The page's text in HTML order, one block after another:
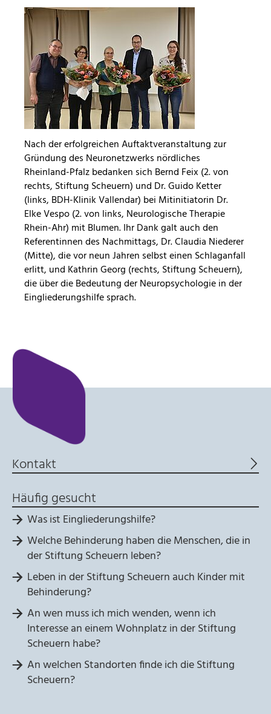
Nach der erfolgreichen Auftaktveranstaltung zur
Gründung des Neuronetzwerks nördliches
Rheinland-Pfalz bedanken sich Bernd Feix (2. von
rechts, Stiftung Scheuern) und Dr. Guido Ketter
(links, BDH-Klinik Vallendar) bei Mitinitiatorin Dr.
Elke Vespo (2. von links, Neurologische Therapie
Rhein-Ahr) mit Blumen. Ihr Dank galt auch den
Referentinnen des Nachmittags, Dr. Claudia Niederer
(Mitte), die vor neun Jahren selbst einen Schlaganfall
erlitt, und Kathrin Georg (rechts, Stiftung Scheuern),
die über die Bedeutung der Neuropsychologie in der
Eingliederungshilfe sprach.
Kontakt
Häufig gesucht
Was ist Eingliederungshilfe?
Welche Behinderung haben die Menschen, die in
der Stiftung Scheuern leben?
Leben in der Stiftung Scheuern auch Kinder mit
Behinderung?
An wen muss ich mich wenden, wenn ich
Interesse an einem Wohnplatz in der Stiftung
Scheuern habe?
An welchen Standorten finde ich die Stiftung
Scheuern?